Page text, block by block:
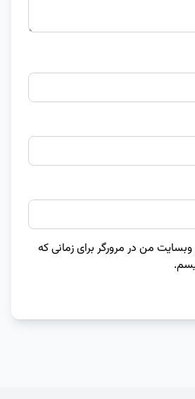
وبسایت من در مرورگر برای زمانی که